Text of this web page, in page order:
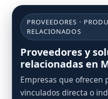
PROVEEDORES ·
RELACIONADOS
Proveedores y
relacionadas en
Empresas que ofrecen
vinculados directa o